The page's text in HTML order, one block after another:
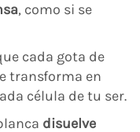
, como si se
cada gota de
transforma en
célula de tu ser.
disuelve